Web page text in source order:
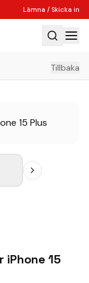
Lämna / Skicka in
Tillbaka
iPhone 15